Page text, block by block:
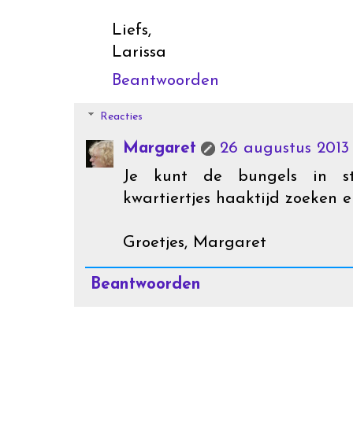
Liefs,
Larissa
Beantwoorden
Reacties
Margaret
26 augustus
Je kunt de bungels in
kwartiertjes haaktijd zoeken
Groetjes, Margaret
Beantwoorden